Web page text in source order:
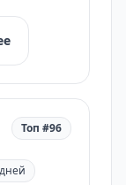
Топ #96